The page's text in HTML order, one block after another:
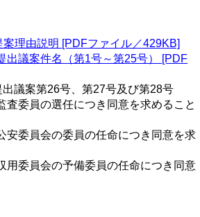
案理由説明 [PDFファイル／429KB]
出議案件名（第1号～第25号） [PDF
出議案第26号、第27号及び第28号
につき同意を求めること
員の任命につき同意を求
備委員の任命につき同意